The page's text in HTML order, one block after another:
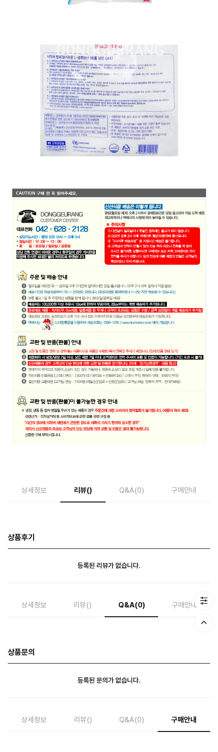
상세정보 리뷰() Q&A(0) 구매안내
상품후기
등록된 리뷰가 없습니다.
상세정보 리뷰() Q&A(0) 구매안내
상품문의
등록된 문의가 없습니다.
상세정보 리뷰() Q&A(0) 구매안내